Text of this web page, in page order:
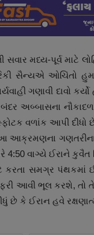
મધ્ય-પૂર્વ માટે
સૈન્યએ ઓચિંતો
ગણાવી દાવો
અબ્બાસના
વળાંક આપી દીધો
આક્રમણના ગણતરીના
4:50 વાગ્યે ઈરાને
કરતા સમગ્ર પંથકમાં
આવી ભૂલ કરશે, તો
છે કે ઈરાન હવે